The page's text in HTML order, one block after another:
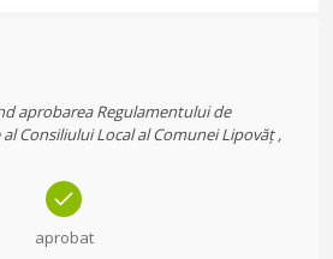
aprobarea Regulamentului de
Consiliului Local al Comunei Lipovăț ,
aprobat